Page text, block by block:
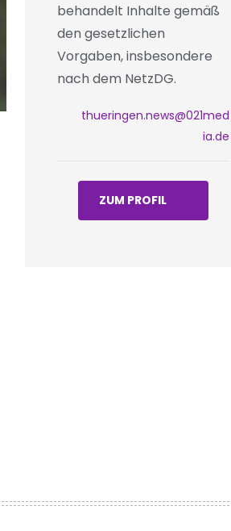
Wie geht es weiter mit
behandelt Inhalte gemäß
den gesetzlichen
Vorgaben, insbesondere
nach dem NetzDG.
thueringen.news@021med
ia.de
ZUM PROFIL